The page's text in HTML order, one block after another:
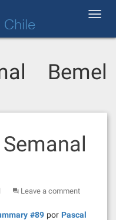
Chile
Bemel
Leave a comment
#89por Pascal